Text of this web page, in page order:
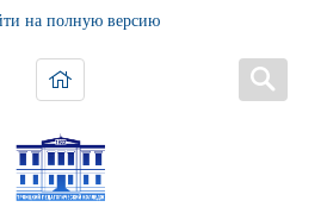
на полную версию